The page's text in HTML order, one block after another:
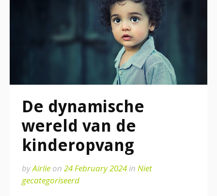
De dynamische
wereld van de
kinderopvang
byAirlie on 24 February 2024in Niet
gecategoriseerd